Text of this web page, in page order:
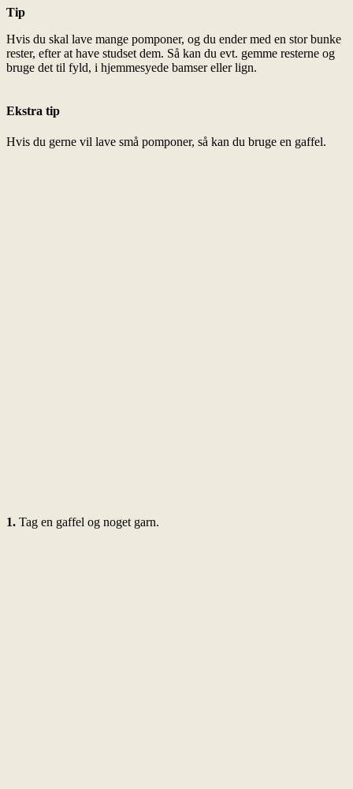
Tip
Hvis du skal lave mange pomponer, og du ender med en stor bunke
rester, efter at have studset dem. Så kan du evt. gemme resterne og
bruge det til fyld, i hjemmesyede bamser eller lign.
Ekstra tip
Hvis du gerne vil lave små pomponer, så kan du bruge en gaffel.
1. Tag en gaffel og noget garn.